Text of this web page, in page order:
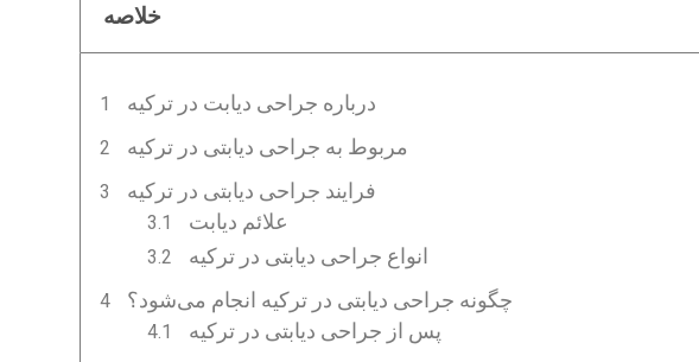
خلاصه
درباره جراحی دیابت در ترکیه
مربوط به جراحی دیابتی در ترکیه
فرایند جراحی دیابتی در ترکیه
علائم دیابت
انواع جراحی دیابتی در ترکیه
چگونه جراحی دیابتی در ترکیه انجام می‌شود؟
پس از جراحی دیابتی در ترکیه